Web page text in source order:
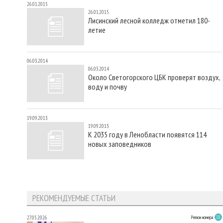
26.01.2015
26.01.2015
Лисинский лесной колледж отметил 180-
летие
06.03.2014
06.03.2014
Около Светогорского ЦБК проверят воздух,
воду и почву
19.09.2013
19.09.2013
К 2035 году в Ленобласти появятся 114
новых заповедников
РЕКОМЕНДУЕМЫЕ СТАТЬИ
27.05.2026 Регион номера